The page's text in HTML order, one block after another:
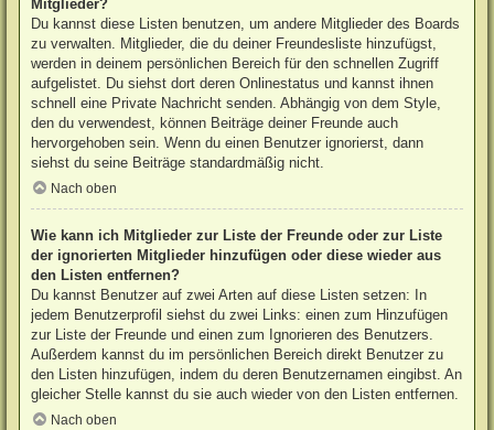
Mitglieder?
Du kannst diese Listen benutzen, um andere Mitglieder des Boards
zu verwalten. Mitglieder, die du deiner Freundesliste hinzufügst,
werden in deinem persönlichen Bereich für den schnellen Zugriff
aufgelistet. Du siehst dort deren Onlinestatus und kannst ihnen
schnell eine Private Nachricht senden. Abhängig von dem Style,
den du verwendest, können Beiträge deiner Freunde auch
hervorgehoben sein. Wenn du einen Benutzer ignorierst, dann
siehst du seine Beiträge standardmäßig nicht.
Nach oben
Wie kann ich Mitglieder zur Liste der Freunde oder zur Liste
der ignorierten Mitglieder hinzufügen oder diese wieder aus
den Listen entfernen?
Du kannst Benutzer auf zwei Arten auf diese Listen setzen: In
jedem Benutzerprofil siehst du zwei Links: einen zum Hinzufügen
zur Liste der Freunde und einen zum Ignorieren des Benutzers.
Außerdem kannst du im persönlichen Bereich direkt Benutzer zu
den Listen hinzufügen, indem du deren Benutzernamen eingibst. An
gleicher Stelle kannst du sie auch wieder von den Listen entfernen.
Nach oben